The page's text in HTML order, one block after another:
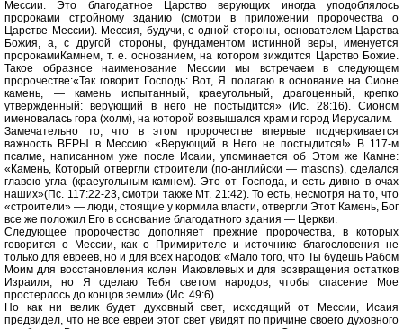
Мессии. Это благодатное Царство верующих иногда уподоблялось
пророками стройному зданию (смотри в приложении пророчества о
Царстве Мессии). Мессия, будучи, с одной стороны, основателем Царства
Божия, а, с другой стороны, фундаментом истинной веры, именуется
пророкамиКамнем, т. е. основанием, на котором зиждится Царство Божие.
Такое образное наименование Мессии мы встречаем в следующем
пророчестве:«Так говорит Господь: Вот, Я полагаю в основание на Сионе
камень, — камень испытанный, краеугольный, драгоценный, крепко
утвержденный: верующий в него не постыдится» (Ис. 28:16). Сионом
именовалась гора (холм), на которой возвышался храм и город Иерусалим.
Замечательно то, что в этом пророчестве впервые подчеркивается
важность ВЕРЫ в Мессию: «Верующий в Него не постыдится!» В 117-м
псалме, написанном уже после Исаии, упоминается об Этом же Камне:
«Камень, Который отвергли строители (по-английски — mаsоns), сделался
главою угла (краеугольным камнем). Это от Господа, и есть дивно в очах
наших»(Пс. 117:22-23, смотри также Мт. 21:42). То есть, несмотря на то, что
«строители» — люди, стоящие у кормила власти, отвергли Этот Камень, Бог
все же положил Его в основание благодатного здания — Церкви.
Следующее пророчество дополняет прежние пророчества, в которых
говорится о Мессии, как о Примирителе и источнике благословения не
только для евреев, но и для всех народов: «Мало того, что Ты будешь Рабом
Моим для восстановления колен Иаковлевых и для возвращения остатков
Израиля, но Я сделаю Тебя светом народов, чтобы спасение Мое
простерлось до концов земли» (Ис. 49:6).
Но как ни велик будет духовный свет, исходящий от Мессии, Исаия
предвидел, что не все евреи этот свет увидят по причине своего духовного